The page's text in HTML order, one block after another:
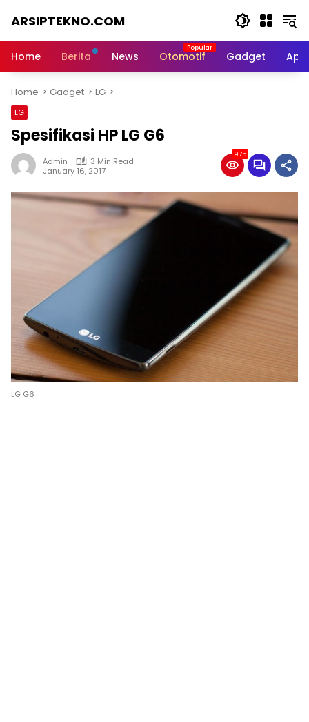
ARSIPTEKNO.COM
Informasi
Home Berita News Otomotif Gadget
Home Gadget LG
LG
Spesifikasi HP LG G6
Admin
3 Min Read
January 16, 2017
975
LG G6